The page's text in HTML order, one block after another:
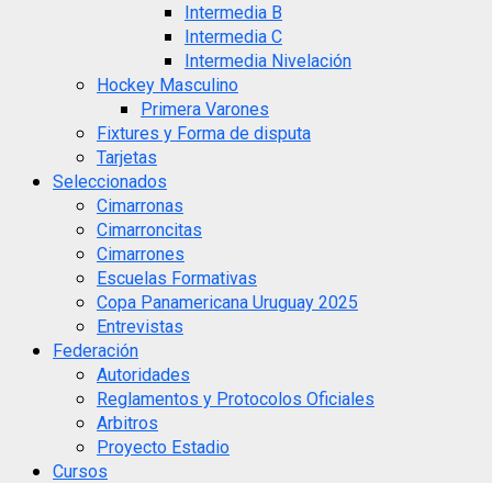
Intermedia B
Intermedia C
Intermedia Nivelación
Hockey Masculino
Primera Varones
Fixtures y Forma de disputa
Tarjetas
Seleccionados
Cimarronas
Cimarroncitas
Cimarrones
Escuelas Formativas
Copa Panamericana Uruguay 2025
Entrevistas
Federación
Autoridades
Reglamentos y Protocolos Oficiales
Arbitros
Proyecto Estadio
Cursos